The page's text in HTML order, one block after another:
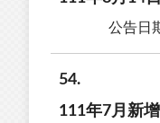
公告日
54
111年7月新